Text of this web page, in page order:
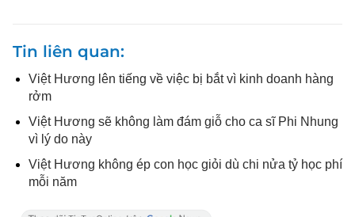
Tin liên quan
Việt Hương lên tiếng về việc bị bắt vì kinh doanh hàng
rởm
Việt Hương sẽ không làm đám giỗ cho ca sĩ Phi Nhung
vì lý do này
Việt Hương không ép con học giỏi dù chi nửa tỷ học phí
mỗi năm